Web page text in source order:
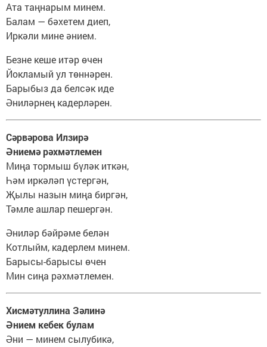
Ата таңнарым минем.
Балам — бәхетем диеп,
Иркәли мине әнием.
Безне кеше итәр өчен
Йокламый ул төннәрен.
Барыбыз да белсәк иде
Әниләрнең кадерләрен.
Сәрвәрова Илзирә
Әниемә рәхмәтлемен
Миңа тормыш бүләк иткән,
Һәм иркәләп үстергән,
Җылы назын миңа биргән,
Тәмле ашлар пешергән.
Әниләр бәйрәме белән
Котлыйм, кадерлем минем.
Барысы-барысы өчен
Мин сиңа рәхмәтлемен.
Хисмәтуллина Зәлинә
Әнием кебек булам
Әни — минем сылубикә,